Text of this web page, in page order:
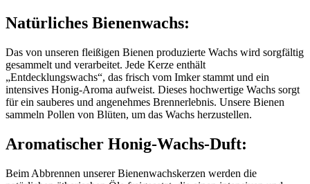
Natürliches Bienenwachs:
Das von unseren fleißigen Bienen produzierte Wachs wird sorgfältig
gesammelt und verarbeitet. Jede Kerze enthält
„Entdecklungswachs“, das frisch vom Imker stammt und ein
intensives Honig-Aroma aufweist. Dieses hochwertige Wachs sorgt
für ein sauberes und angenehmes Brennerlebnis. Unsere Bienen
sammeln Pollen von Blüten, um das Wachs herzustellen.
Aromatischer Honig-Wachs-Duft:
Beim Abbrennen unserer Bienenwachskerzen werden die